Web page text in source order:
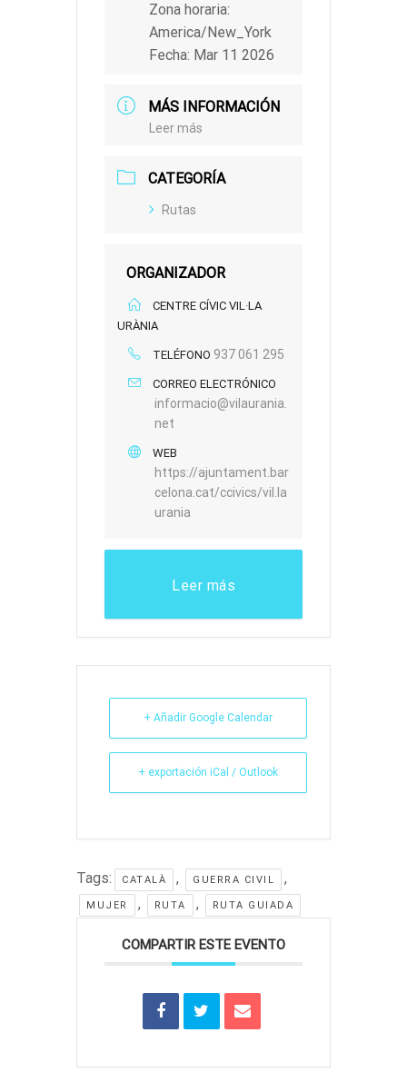
Zona horaria:
America/New_York
Fecha: Mar 11 2026
MÁS INFORMACIÓN
Leer más
CATEGORÍA
Rutas
ORGANIZADOR
CENTRE CÍVIC VIL·LA
URÀNIA
TELÉFONO 937 061 295
CORREO ELECTRÓNICO
informacio@vilaurania.
net
WEB
https://ajuntament.bar
celona.cat/ccivics/vil.la
urania
Leer más
+ Añadir Google Calendar
+ exportación iCal / Outlook
Tags: CATALÀ , GUERRA CIVIL ,
MUJER , RUTA , RUTA GUIADA
COMPARTIR ESTE EVENTO